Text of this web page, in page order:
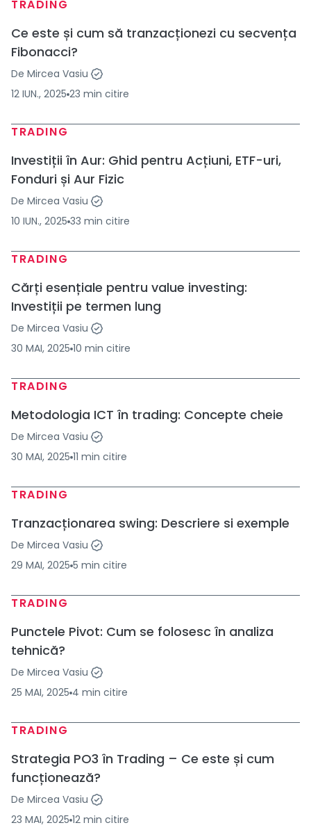
TRADING
Ce este și cum să tranzacționezi cu secvența
Fibonacci?
De Mircea Vasiu
12 IUN., 2025 23 min citire
TRADING
Investiții în Aur: Ghid pentru Acțiuni, ETF-uri,
Fonduri și Aur Fizic
De Mircea Vasiu
10 IUN., 2025 33 min citire
TRADING
Cărți esențiale pentru value investing:
Investiții pe termen lung
De Mircea Vasiu
30 MAI, 2025 10 min citire
TRADING
Metodologia ICT în trading: Concepte cheie
De Mircea Vasiu
30 MAI, 2025 11 min citire
TRADING
Tranzacționarea swing: Descriere si exemple
De Mircea Vasiu
29 MAI, 2025 5 min citire
TRADING
Punctele Pivot: Cum se folosesc în analiza
tehnică?
De Mircea Vasiu
25 MAI, 2025 4 min citire
TRADING
Strategia PO3 în Trading – Ce este și cum
funcționează?
De Mircea Vasiu
23 MAI, 2025 12 min citire